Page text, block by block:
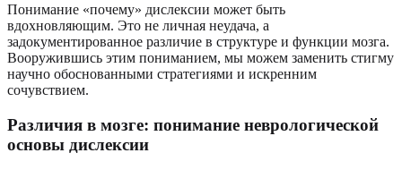
Понимание «почему» дислексии может быть
вдохновляющим. Это не личная неудача, а
задокументированное различие в структуре и функции мозга.
Вооружившись этим пониманием, мы можем заменить стигму
научно обоснованными стратегиями и искренним
сочувствием.
Различия в мозге: понимание неврологической
основы дислексии